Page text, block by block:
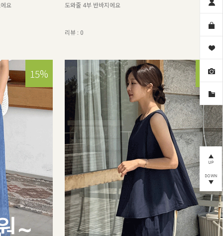
요
도와줄 4부 반바지에요
리뷰 : 0
15% 30%